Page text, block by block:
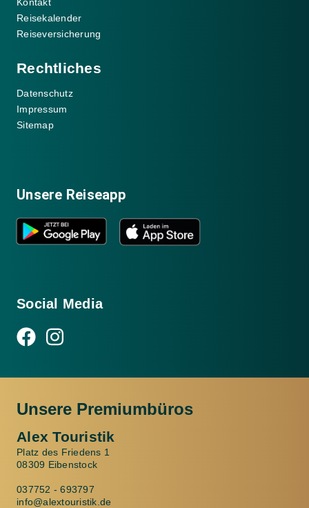
Kontakt
Reisekalender
Reiseversicherung
Rechtliches
Datenschutz
Impressum
Sitemap
Unsere Reiseapp
Social Media
Unsere Premiumbüros
Alex Touristik
Platz des Friedens 1
08309 Eibenstock
037752 - 693797
info@alextouristik.de